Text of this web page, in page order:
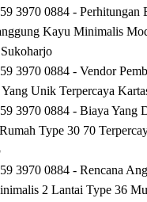
3970 0884 - Perhitungan
Kayu Minimalis
3970 0884 - Vendor
Unik Terpercaya
3970 0884 - Biaya Yang
Type 30 70
3970 0884 - Rencana
2 Lantai Type 36